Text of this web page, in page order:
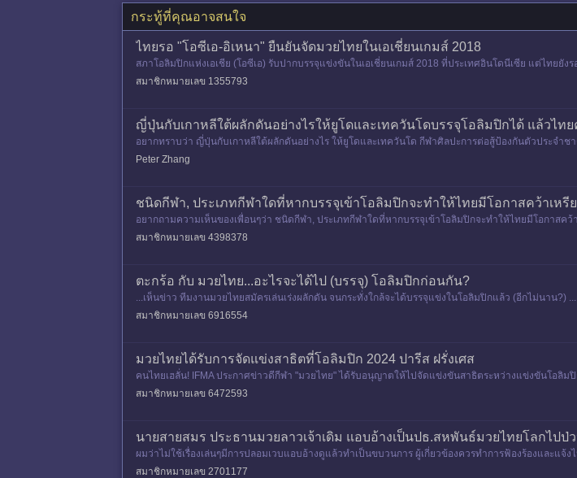
กระทู้ที่คุณอาจสนใจ
ไทยรอ "โอซีเอ-อิเหนา" ยืนยันจัดมวยไทยในเอเชี่ยนเกมส์ 2018
สภาโอลิมปิกแห่งเอเชีย (โอซีเอ) รับปากบรรจุแข่งขันในเอเชี่ยนเกมส์ 2018 ที่ประเทศอินโดนีเซีย แต่ไทย
ภามวยไทยโลก ในฐาน
สมาชิกหมายเลข 1355793
ญี่ปุ่นกับเกาหลีใต้ผลักดันอย่างไรให้ยูโดและเทควันโดบรรจุโอลิมปิกได้ แล้วไทย
อยากทราบว่า ญี่ปุ่นกับเกาหลีใต้ผลักดันอย่างไร ให้ยูโดและเทควันโด กีฬาศิลปะการต่อสู้ป้องกันตัวประจำช
ชนิดที่ไ
Peter Zhang
ชนิดกีฬา, ประเภทกีฬาใดที่หากบรรจุเข้าโอลิมปิกจะทำให้ไทยมีโอกาสคว้าเห
อยากถามความเห็นของเพื่อนๆว่า ชนิดกีฬา, ประเภทกีฬาใดที่หากบรรจุเข้าโอลิมปิกจะทำให้ไทยมีโอกาส
นาชาติได้รับการรับรองจาก IOC
สมาชิกหมายเลข 4398378
ตะกร้อ กับ มวยไทย...อะไรจะได้ไป (บรรจุ) โอลิมปิกก่อนกัน?
...เห็นข่าว ทีมงานมวยไทยสมัครเล่นเร่งผลักดัน จนกระทั่งใกล้จะได้บรรจุแข่งในโอลิมปิกแล้ว (อีกไม่นาน
ได้บรรจุเข้าแข
สมาชิกหมายเลข 6916554
มวยไทยได้รับการจัดแข่งสาธิตที่โอลิมปิก 2024 ปารีส ฝรั่งเศส
คนไทยเฮลั่น! IFMA ประกาศข่าวดีกีฬา "มวยไทย" ได้รับอนุญาตให้ไปจัดแข่งขันสาธิตระหว่างแข่งขันโอลิม
มี &q
สมาชิกหมายเลข 6472593
นายสายสมร ประธานมวยลาวเจ้าเดิม แอบอ้างเป็นปธ.สหพันธ์มวยไทยโลกไปป่
ผมว่าไม่ใช้เรื่องเล่นๆมีการปลอมเวบแอบอ้างดูแล้วทำเป็นขบวนการ ผู้เกี่ยวข้องควรทำการฟ้องร้องและแ
เขมรมันเอาไปปั่น
สมาชิกหมายเลข 2701177